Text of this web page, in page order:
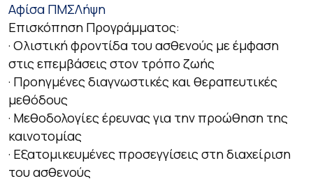
Αφίσα ΠΜΣΛήψη
Επισκόπηση Προγράμματος:
· Ολιστική φροντίδα του ασθενούς με έμφαση
στις επεμβάσεις στον τρόπο ζωής
· Προηγμένες διαγνωστικές και θεραπευτικές
μεθόδους
· Μεθοδολογίες έρευνας για την προώθηση της
καινοτομίας
· Εξατομικευμένες προσεγγίσεις στη διαχείριση
του ασθενούς